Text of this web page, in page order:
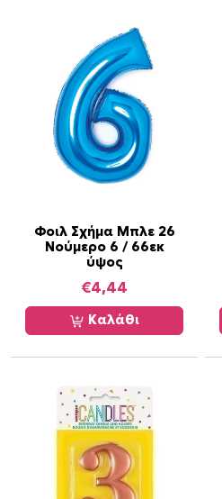
Φοιλ Σχήμα Μπλε 26
Νούμερο 6 / 66εκ
ύψος
€4,44
Καλάθι